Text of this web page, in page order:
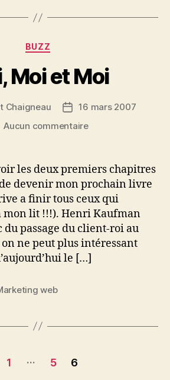
Catégories
BUZZ
Moi et Moi
Chaigneau
Date16 mars 2007
Aucun commentairesur
et
les deux premiers chapitres
devenir mon prochain livre
a finir tous ceux qui
mon lit !!!). Henri Kaufman
du passage du client-roi au
ne peut plus intéressant
le […]
web
1 … 5 6